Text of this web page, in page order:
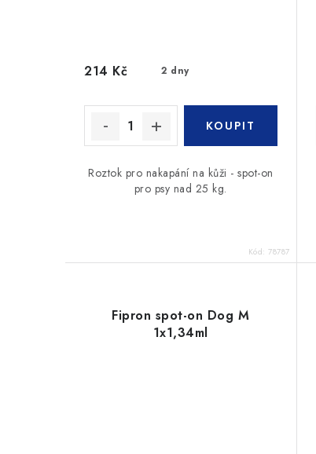
2 dny
214 Kč
Roztok pro nakapání na kůži - spot-on
pro psy nad 25 kg.
Kód: 78787
Fipron spot-on Dog M
1x1,34ml